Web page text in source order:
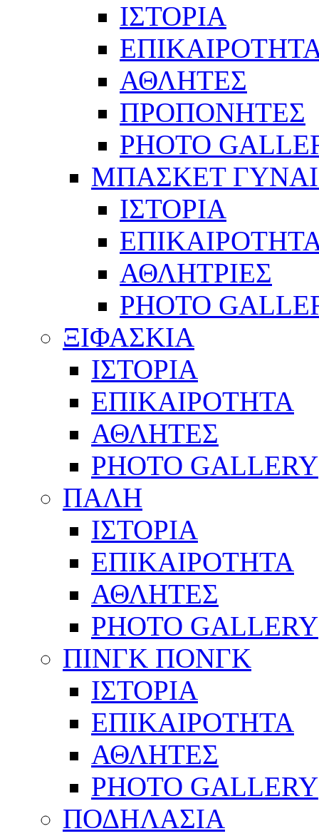
ΙΣΤΟΡΙΑ
ΑΘΛΗΤΕΣ
ΠΡΟΠΟΝΗΤΕΣ
PHOTO
ΜΠΑΣΚΕΤ
ΙΣΤΟΡΙΑ
ΑΘΛΗΤΡΙΕΣ
PHOTO
ΞΙΦΑΣΚΙΑ
ΙΣΤΟΡΙΑ
ΕΠΙΚΑΙΡΟΤΗΤΑ
ΑΘΛΗΤΕΣ
PHOTO GALLERY
ΠΑΛΗ
ΙΣΤΟΡΙΑ
ΕΠΙΚΑΙΡΟΤΗΤΑ
ΑΘΛΗΤΕΣ
PHOTO GALLERY
ΠΙΝΓΚ ΠΟΝΓΚ
ΙΣΤΟΡΙΑ
ΕΠΙΚΑΙΡΟΤΗΤΑ
ΑΘΛΗΤΕΣ
PHOTO GALLERY
ΠΟΔΗΛΑΣΙΑ